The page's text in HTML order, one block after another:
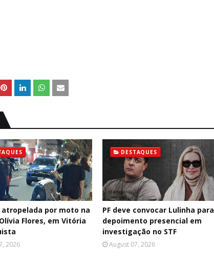
atropelada por moto na
Flores, em Vitória
2026
DESTAQUES
PF deve convocar Lulinha para
depoimento presencial em
investigação no STF
August 07, 2026